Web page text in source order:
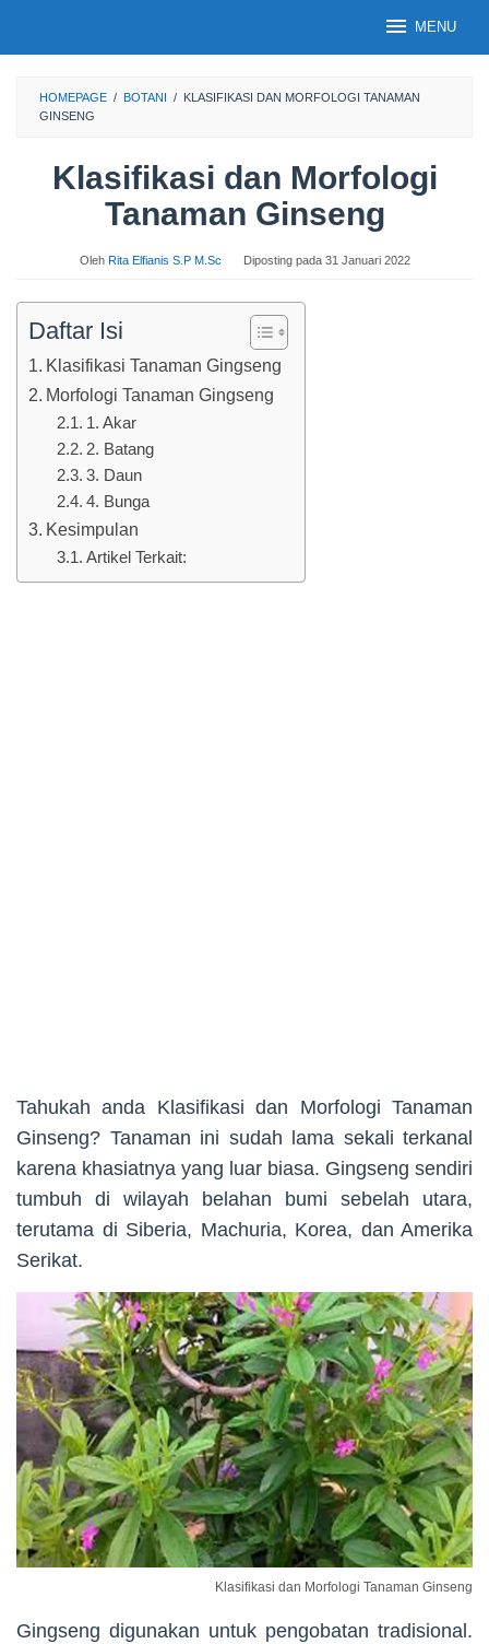
MENU
HOMEPAGE / BOTANI / KLASIFIKASI DAN MORFOLOGI TANAMAN
GINSENG
Klasifikasi dan Morfologi
Tanaman Ginseng
Oleh Rita Elfianis S.P M.Sc Diposting pada 31 Januari 2022
Daftar Isi
Klasifikasi Tanaman Gingseng
Morfologi Tanaman Gingseng
1. Akar
2. Batang
3. Daun
4. Bunga
Kesimpulan
Artikel Terkait:
Tahukah anda Klasifikasi dan Morfologi Tanaman
Ginseng? Tanaman ini sudah lama sekali terkanal
karena khasiatnya yang luar biasa. Gingseng sendiri
tumbuh di wilayah belahan bumi sebelah utara,
terutama di Siberia, Machuria, Korea, dan Amerika
Serikat.
Klasifikasi dan Morfologi Tanaman Ginseng
Gingseng digunakan untuk pengobatan tradisional.